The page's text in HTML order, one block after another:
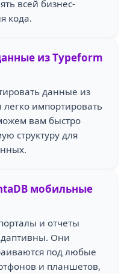
всей бизнес-
кода.
из Typeform
данные из
легко импортировать
вам быстро
структуру для
мобильные
и отчеты
Они
под любые
и планшетов,